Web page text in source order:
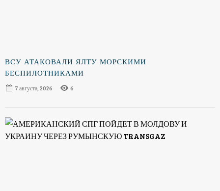
ВСУ АТАКОВАЛИ ЯЛТУ МОРСКИМИ
БЕСПИЛОТНИКАМИ
7 августа, 2026
6